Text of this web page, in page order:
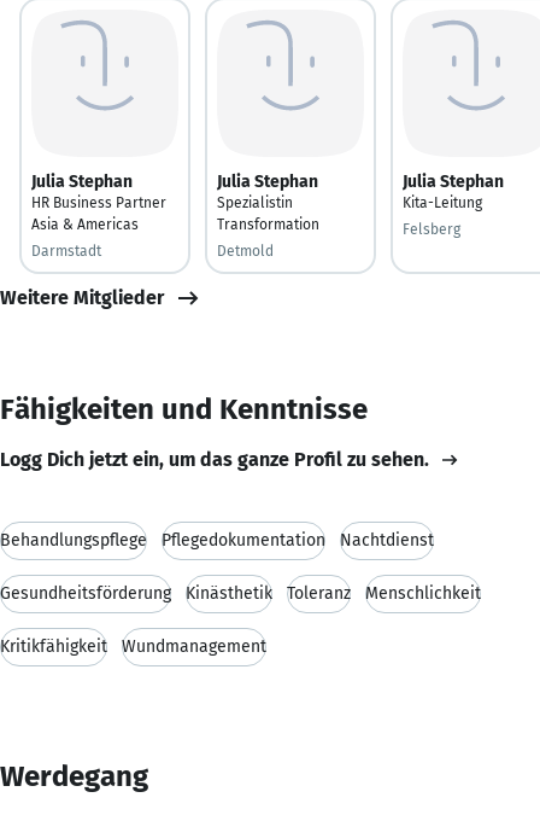
Julia Stephan
HR Business Partner
Asia & Americas
Darmstadt
Julia Stephan
Spezialistin
Transformation
Detmold
Julia Stephan
Kita-Leitung
Felsberg
Weitere Mitglieder
Fähigkeiten und Kenntnisse
Logg Dich jetzt ein, um das ganze Profil zu sehen.
Behandlungspflege Pflegedokumentation Nachtdienst
Gesundheitsförderung Kinästhetik Toleranz Menschlichkeit
Kritikfähigkeit Wundmanagement
Werdegang